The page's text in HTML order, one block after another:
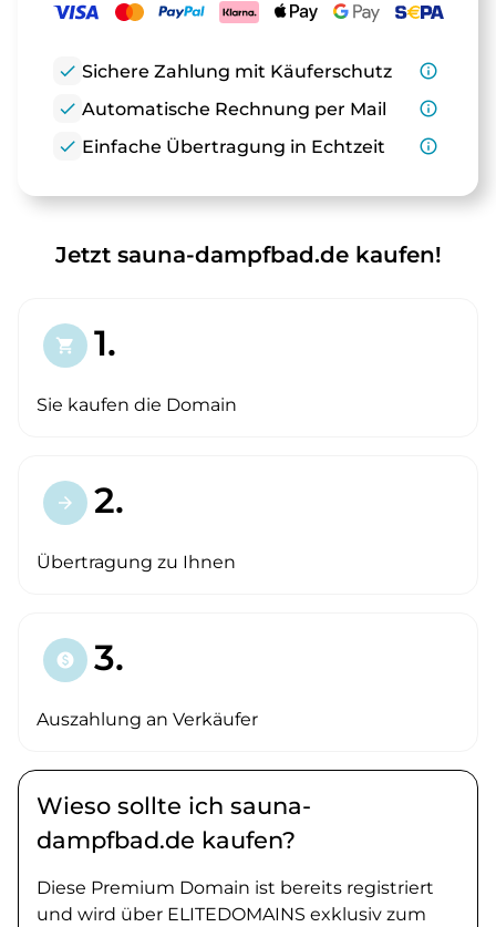
check Sichere Zahlung mit Käuferschutz
info_outline
check Automatische Rechnung per Mail
info_outline
check Einfache Übertragung in Echtzeit info_outline
Jetzt sauna-dampfbad.de kaufen!
shopping_cart 1.
Sie kaufen die Domain
arrow_forward 2.
Übertragung zu Ihnen
paid 3.
Auszahlung an Verkäufer
Wieso sollte ich sauna-
dampfbad.de kaufen?
Diese Premium Domain ist bereits registriert
und wird über ELITEDOMAINS exklusiv zum